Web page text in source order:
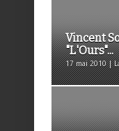
Vincent
"L'Ours"...
17 mai 2010 |